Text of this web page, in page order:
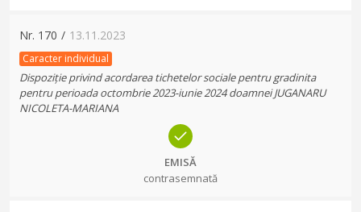
Nr. 170 / 13.11.2023
Caracter individual
Dispoziție privind acordarea tichetelor sociale pentru gradinita
pentru perioada octombrie 2023-iunie 2024 doamnei JUGANARU
NICOLETA-MARIANA
EMISĂ
contrasemnată